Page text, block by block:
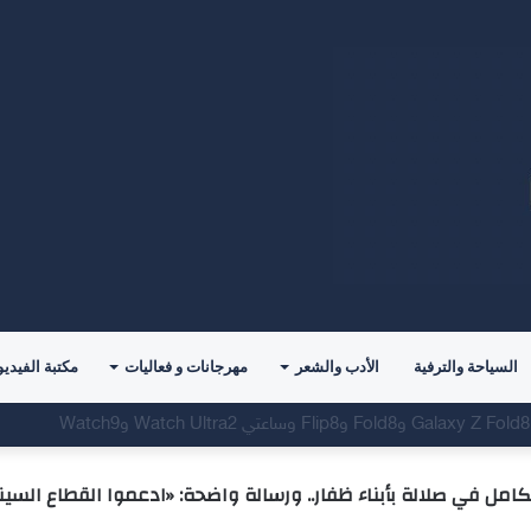
السياحة والترفية الأدب والشعر مهرجانات و فعاليات مكتبة
في صلالة بأبناء ظفار.. ورسالة واضحة: «ادعموا القطاع